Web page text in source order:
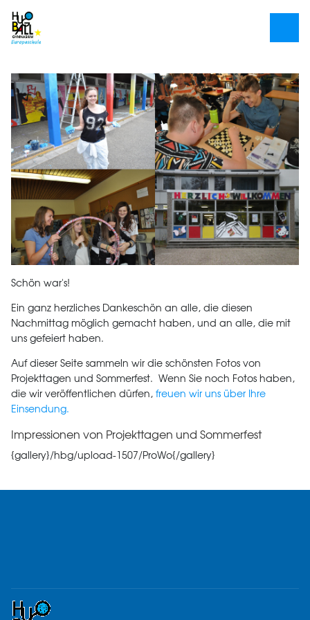
Schön war's!
Ein ganz herzliches Dankeschön an alle, die diesen
Nachmittag möglich gemacht haben, und an alle, die mit
uns gefeiert haben.
Auf dieser Seite sammeln wir die schönsten Fotos von
Projekttagen und Sommerfest. Wenn Sie noch Fotos haben,
die wir veröffentlichen dürfen, freuen wir uns über Ihre
Einsendung.
Impressionen von Projekttagen und Sommerfest
{gallery}/hbg/upload-1507/ProWo{/gallery}